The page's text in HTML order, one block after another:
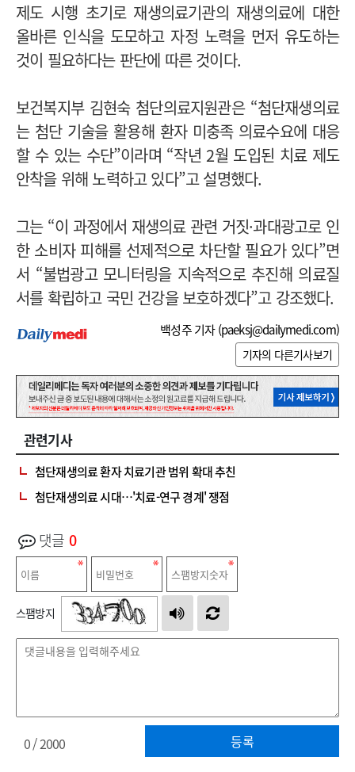
제도 시행 초기로 재생의료기관의 재생의료에 대한
올바른 인식을 도모하고 자정 노력을 먼저 유도하는
것이 필요하다는 판단에 따른 것이다.
보건복지부 김현숙 첨단의료지원관은 “첨단재생의료
는 첨단 기술을 활용해 환자 미충족 의료수요에 대응
할 수 있는 수단”이라며 “작년 2월 도입된 치료 제도
안착을 위해 노력하고 있다”고 설명했다.
그는 “이 과정에서 재생의료 관련 거짓·과대광고로 인
한 소비자 피해를 선제적으로 차단할 필요가 있다”면
서 “불법광고 모니터링을 지속적으로 추진해 의료질
서를 확립하고 국민 건강을 보호하겠다”고 강조했다.
백성주 기자 (paeksj@dailymedi.com)
기자의 다른기사보기
관련기사
첨단재생의료 환자 치료기관 범위 확대 추친
첨단재생의료 시대…'치료-연구 경계' 쟁점
댓글 0
스팸방지
등록
0/ 2000